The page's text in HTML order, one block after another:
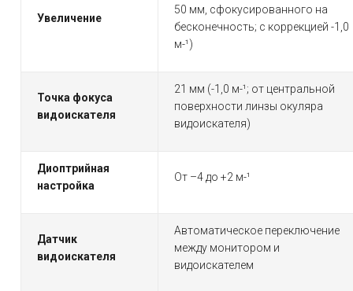
Увеличение
50 мм, сфокусированного на
бесконечность; с коррекцией -1,0
м-¹)
Точка фокуса
видоискателя
21 мм (-1,0 м-¹; от центральной
поверхности линзы окуляра
видоискателя)
Диоптрийная
настройка
От –4 до +2 м-¹
Датчик
видоискателя
Автоматическое переключение
между монитором и
видоискателем